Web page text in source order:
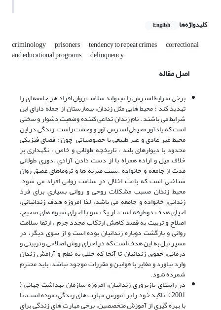
کلیدواژه‌ها English
criminology prisoners tendency to repeat crimes correctional
and educational programs delinquency
اصل مقاله
برخی شرایط استرس زا میتواند سلامت روان افراد هر جامعه ای را
تهدید کند ؛ محیط هایی مثل زندان، بیمارستان از جمله دارای این
شرایط می باشند . نام زندان تداعی کننده وضعیت دشوار و سختی
است که یادآور محیطی استرس آور و وحشت زاست ،زندگی در این
محیط غیر عادی و غیر طبیعی با خصوصیاتی چون : فضای فیزیکی
محدود با دیوارهای بلند ، تاریخچه طولانی و خاص ، نگهداری بر
خلاف میل و اراده همراه با از دست دادن آزادی ،دوری طولانی
مدت از جامعه و خانواده .سبب ضربه ها و تروماهای عمیق روان
شناختی است که باعث اخلال در سلامت روانی افراد می شود.
محیط زندان مسبب مشکلات روحی و روانی بسیاری برای فرد
زندانی، خانواده و جامعه می باشد، لذا امروزه هدف زندانبانی،
احیای هدف دوطرفه است، از یک سو با اجرای شیوه های صحیح،
اصلاح و تربیت به قصد کاهش ارتکاب مجدد جرم ، ارتقا سلامت
روانی و بازگشت دوباره زندانیان بوده است و از سوی دیگر، در
مسیر نیل به این هدف است که در اجرای روش اصلاحی و تربیتی و
درمانی، حقوق زندانیان تا آنجا که خللی به نظم و آرامش زندان
وارد نیاورد و مغایر با قوانین و مقررات موجود نباشد، باید محترم
شمرده شود.
در راستای بازپروری زندانیان، امروزه سازمان بهداشت جهانی (
2001 )، تاکید خود را بر آموزش مهارت های زندگی نموده است، تا
با بهره گیری از آموزش متخصصین، برخی مهارت های زندگی برای